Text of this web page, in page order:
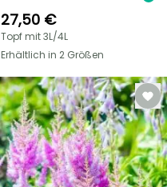
27,50 €
Topf mit 3L/4L
Erhältlich in 2 Größen